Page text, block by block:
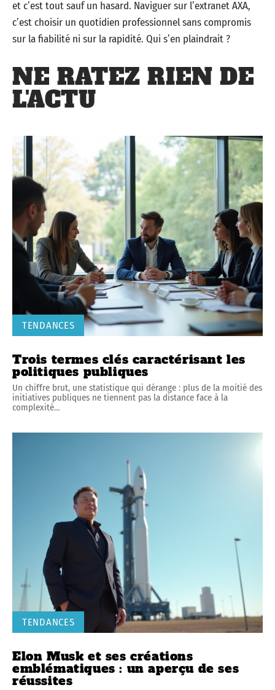
et c’est tout sauf un hasard. Naviguer sur l’extranet AXA,
c’est choisir un quotidien professionnel sans compromis
sur la fiabilité ni sur la rapidité. Qui s’en plaindrait ?
NE RATEZ RIEN DE
L'ACTU
TENDANCES
Trois termes clés caractérisant les
politiques publiques
Un chiffre brut, une statistique qui dérange : plus de la moitié des
initiatives publiques ne tiennent pas la distance face à la
complexité…
TENDANCES
Elon Musk et ses créations
emblématiques : un aperçu de ses
réussites